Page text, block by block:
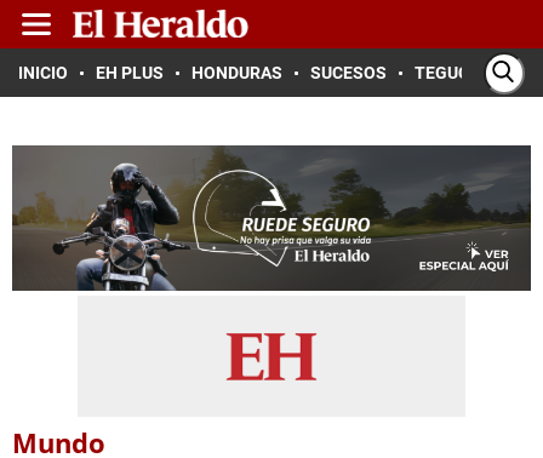
INICIO EH PLUS HONDURAS SUCESOS TEGUCIGALPA
Mundo